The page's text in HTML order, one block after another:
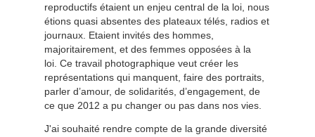
reproductifs étaient un enjeu central de la loi, nous
étions quasi absentes des plateaux télés, radios et
journaux. Etaient invités des hommes,
majoritairement, et des femmes opposées à la
loi. Ce travail photographique veut créer les
représentations qui manquent, faire des portraits,
parler d’amour, de solidarités, d’engagement, de
ce que 2012 a pu changer ou pas dans nos vies.
J'ai souhaité rendre compte de la grande diversité